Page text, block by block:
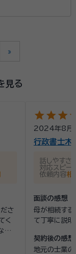
»
見る
さ
く
ど
starstarstar
2024年8月
行政書士木
話しやすさ
対応スピー
依頼内容相
面談の感想
母が相続する
て丁寧に説明
契約後の感想
地元の士業の